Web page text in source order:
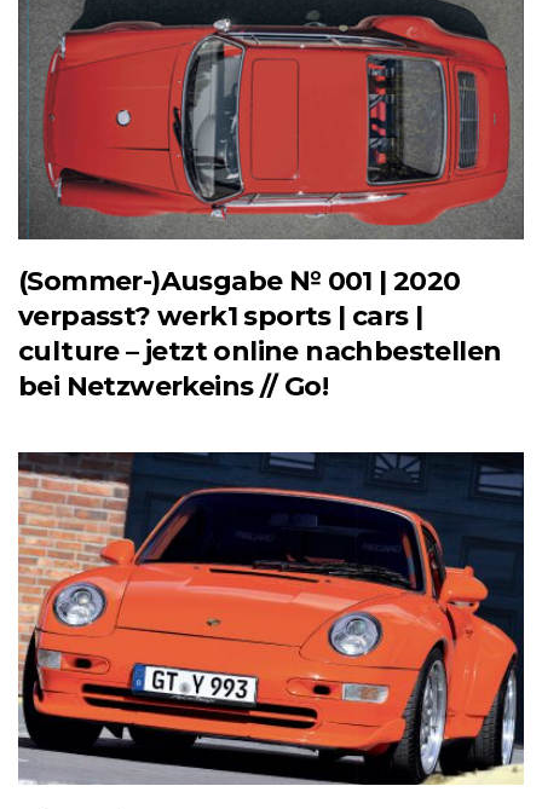
(Sommer-)Ausgabe № 001 | 2020
verpasst? werk1 sports | cars |
culture – jetzt online nachbestellen
bei Netzwerkeins // Go!